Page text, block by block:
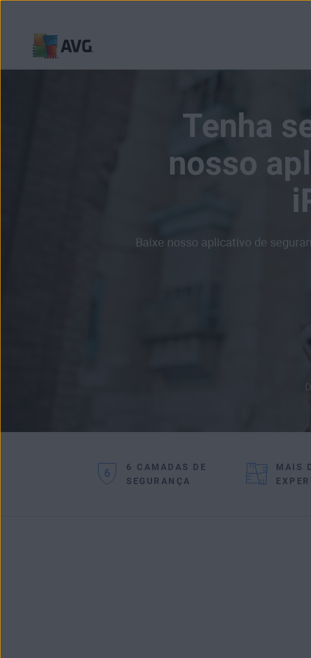
Tenha
nosso
Baixe nosso aplicativo de
6 CAMADAS DE
SEGURANÇA
MAIS